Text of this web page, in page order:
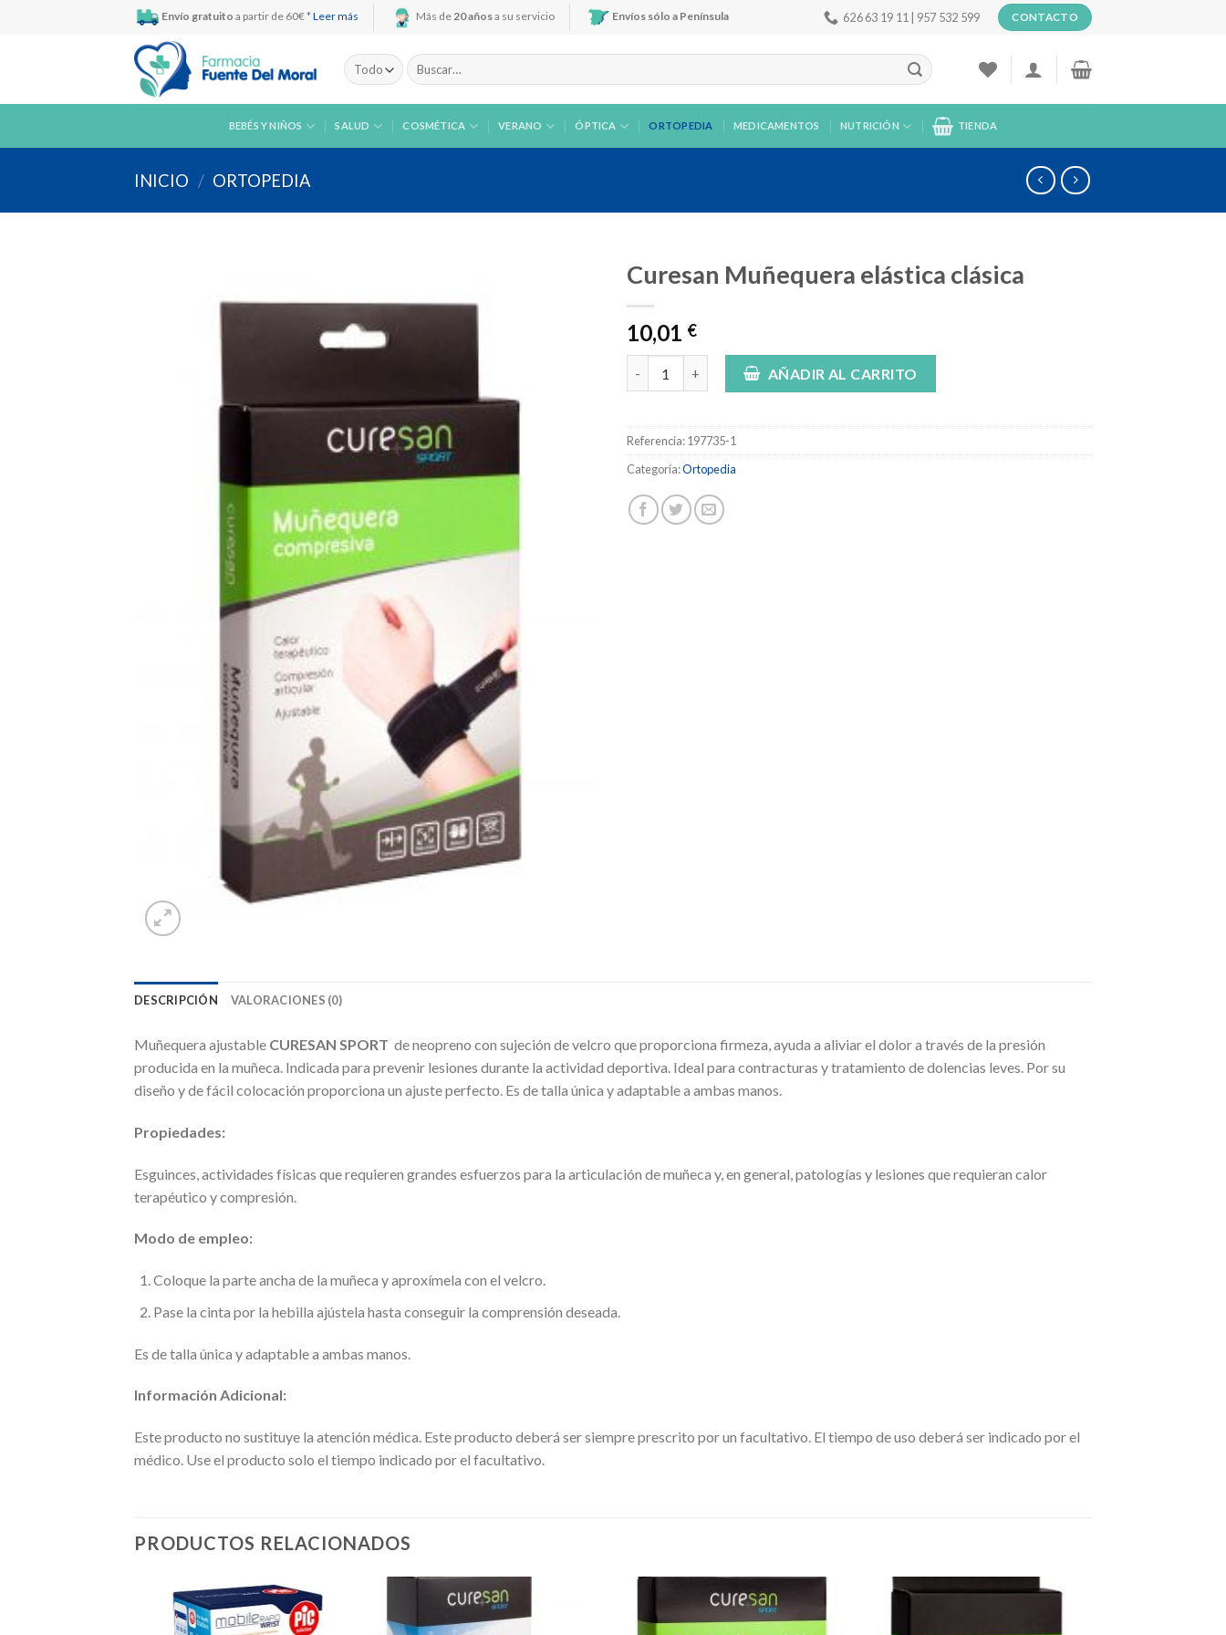
Envío gratuito a partir de 60€ * Leer más Más de20 añosa su servicio Envíos sólo a Península 626 63 19 11 | 957 532 599 CONTACTO
Buscar
por:
BEBÉS Y NIÑOS SALUD COSMÉTICA VERANO ÓPTICA ORTOPEDIA MEDICAMENTOS NUTRICIÓN TIENDA
INICIO / ORTOPEDIA
Curesan Muñequera elástica clásica
10,01 €
Curesan Muñequera elástica clásica cantidad
AÑADIR AL CARRITO
Referencia:197735-1
Categoría:Ortopedia
DESCRIPCIÓN VALORACIONES (0)
Muñequera ajustable CURESAN SPORT de neopreno con sujeción de velcro que proporciona firmeza, ayuda a aliviar el dolor a través de la presión
producida en la muñeca. Indicada para prevenir lesiones durante la actividad deportiva. Ideal para contracturas y tratamiento de dolencias leves. Por su
diseño y de fácil colocación proporciona un ajuste perfecto. Es de talla única y adaptable a ambas manos.
Propiedades:
Esguinces, actividades físicas que requieren grandes esfuerzos para la articulación de muñeca y, en general, patologías y lesiones que requieran calor
terapéutico y compresión.
Modo de empleo:
Coloque la parte ancha de la muñeca y aproxímela con el velcro.
Pase la cinta por la hebilla ajústela hasta conseguir la comprensión deseada.
Es de talla única y adaptable a ambas manos.
Información Adicional:
Este producto no sustituye la atención médica. Este producto deberá ser siempre prescrito por un facultativo. El tiempo de uso deberá ser indicado por el
médico. Use el producto solo el tiempo indicado por el facultativo.
PRODUCTOS RELACIONADOS